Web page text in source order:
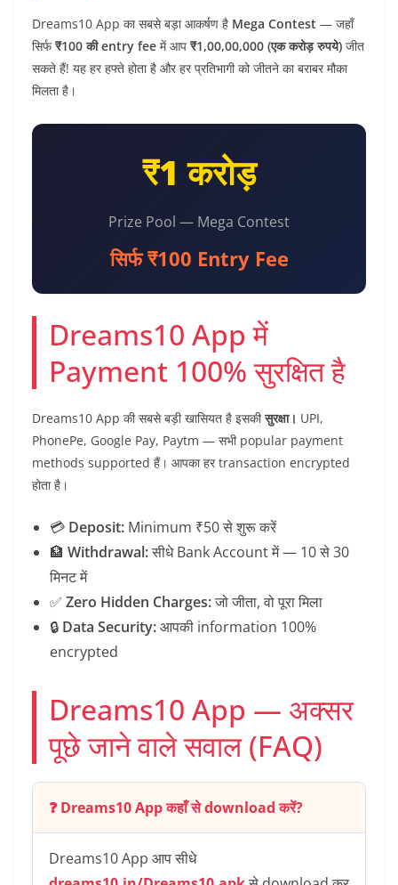
Dreams10 App का सबसे बड़ा आकर्षण है Mega Contest — जहाँ
सिर्फ₹100 की entry fee में आप ₹1,00,00,000 (एक करोड़ रुपये) जीत
सकते हैं! यह हर हफ्ते होता है और हर प्रतिभागी को जीतने का बराबर मौका
मिलता है।
₹1 करोड़
Prize Pool — Mega Contest
सिर्फ ₹100 Entry Fee
Dreams10 App में
Payment 100% सुरक्षित है
Dreams10 App की सबसे बड़ी खासियत है इसकीसुरक्षा। UPI,
PhonePe, Google Pay, Paytm — सभी popular payment
methods supported हैं। आपका हर transaction encrypted
होता है।
💳 Deposit: Minimum ₹50 से शुरू करें
🏦 Withdrawal:सीधे Bank Account में — 10 से 30
मिनट में
✅ Zero Hidden Charges:जो जीता, वो पूरा मिला
🔒 Data Security:आपकी information 100%
encrypted
Dreams10 App — अक्सर
पूछे जाने वाले सवाल (FAQ)
❓ Dreams10 App कहाँ से download करें?
Dreams10 App आप सीधे